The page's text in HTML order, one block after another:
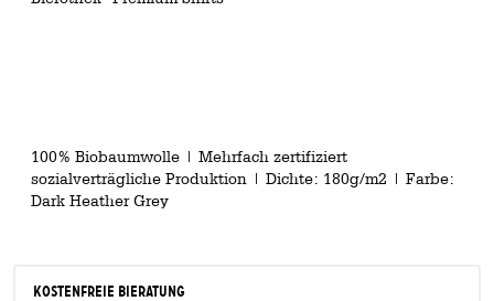
100% Biobaumwolle | Mehrfach zertifiziert
sozialverträgliche Produktion | Dichte: 180g/m2 | Farbe:
Dark Heather Grey
KOSTENFREIE BIERATUNG